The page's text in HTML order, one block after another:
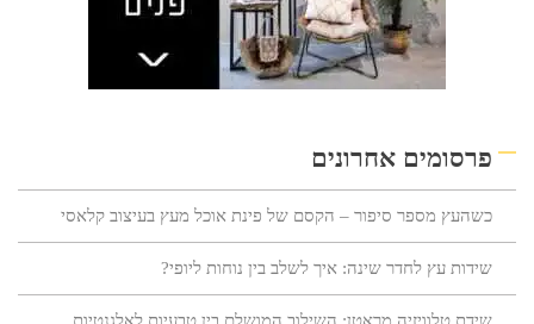
פרסומים אחרונים
כשהעץ מספר סיפור – הקסם של פינת אוכל מעץ בעיצוב קלאסי
שידות עץ לחדר שינה: איך לשלב בין נוחות ליופי?